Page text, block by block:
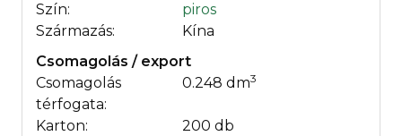
Szín:
piros
Származás:
Kína
Csomagolás / export
Csomagolás
térfogata:
0.248 dm3
Karton:
200 db